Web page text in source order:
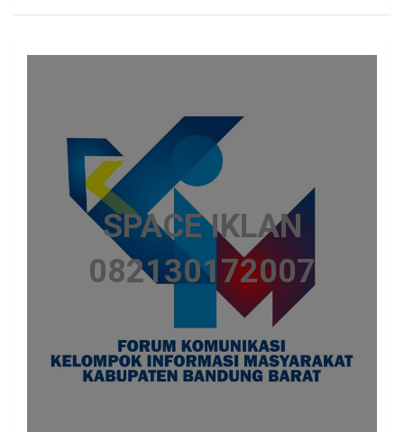
SPACE IKLAN
082130172007